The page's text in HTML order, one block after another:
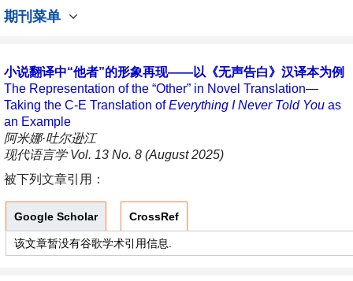
期刊菜单
小说翻译中“他者”的形象再现——以《无声告白》汉译本为例
The Representation of the “Other” in Novel Translation—
Taking the C-E Translation ofEverything I Never Told You as
an Example
阿米娜·吐尔逊江
现代语言学 Vol. 13 No. 8 (August 2025)
被下列文章引用：
Google Scholar CrossRef
该文章暂没有谷歌学术引用信息.